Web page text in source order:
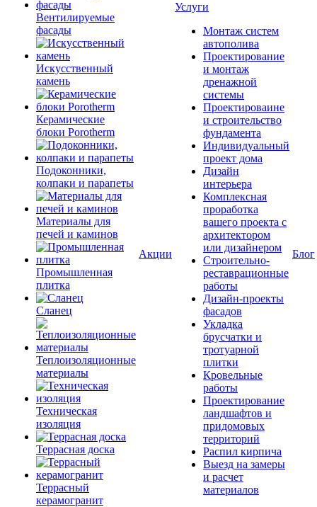
Вентилируемые
фасады
Искусственный
камень
Керамические
блоки Porotherm
Подоконники,
колпаки и парапеты
Материалы для
печей и каминов
Промышленная
плитка
Сланец
Теплоизоляционные
материалы
Техническая
изоляция
Террасная доска
Террасный
керамогранит
Акции
Услуги
Монтаж систем
автополива
Проектирование
и монтаж
дренажной
системы
Проектироваине
и строительство
фундамента
Индивидуальный
проект дома
Дизайн
интерьера
Комплексная
проработка
вашего проекта с
архитектором
или дизайнером
Строительно-
реставрационные
работы
Дизайн-проекты
фасадов
Укладка
брусчатки и
тротуарной
плитки
Кровельные
работы
Проектирование
ландшафтов и
придомовых
территорий
Распил кирпича
Выезд на замеры
и расчет
материалов
Блог